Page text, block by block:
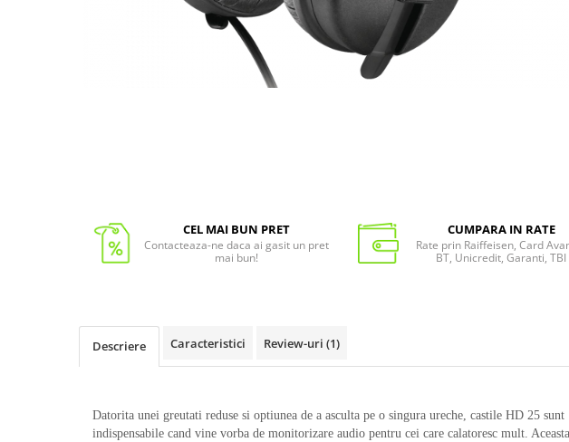
CEL MAI BUN PRET
Contacteaza-ne daca ai gasit un pret
mai bun!
CUMPARA IN RATE
Rate prin Raiffeisen, Card
BT, Unicredit, Garanti, TBI
Descriere Caracteristici Review-uri (1)
Datorita unei greutati reduse si optiunea de a asculta pe o singura ureche, castile HD 25 sunt
indispensabile cand vine vorba de monitorizare audio pentru cei care calatoresc mult. Aceasta